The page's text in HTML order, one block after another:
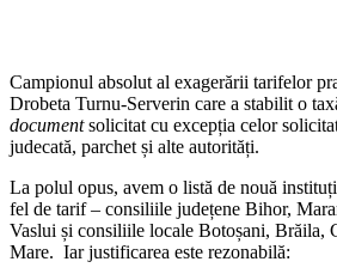
Campionul absolut al exagerării tarifelor
Drobeta Turnu-Serverin care a stabilit o
documentsolicitat cu excepția celor
judecată, parchet și alte autorități.
La polul opus, avem o listă de nouă
fel de tarif – consiliile județene Bihor,
Vaslui și consiliile locale Botoșani, Brăila,
Mare. Iar justificarea este rezonabilă: